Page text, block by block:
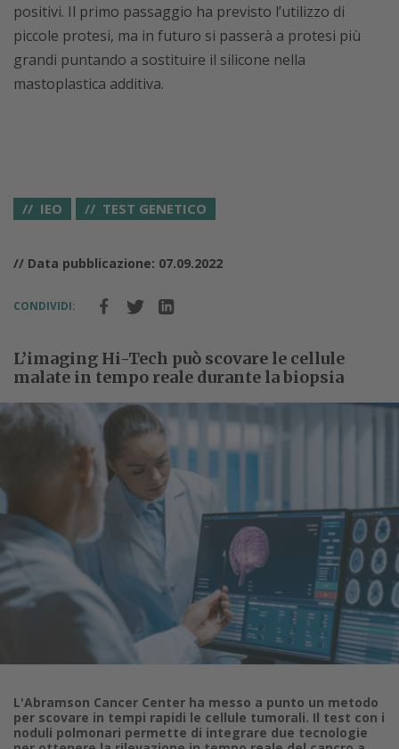
positivi. Il primo passaggio ha previsto l’utilizzo di
piccole protesi, ma in futuro si passerà a protesi più
grandi puntando a sostituire il silicone nella
mastoplastica additiva.
IEO TEST GENETICO
// Data pubblicazione: 07.09.2022
CONDIVIDI:
L’imaging Hi-Tech può scovare le cellule
malate in tempo reale durante la biopsia
L'Abramson Cancer Center ha messo a punto un metodo
per scovare in tempi rapidi le cellule tumorali. Il test con i
noduli polmonari permette di integrare due tecnologie